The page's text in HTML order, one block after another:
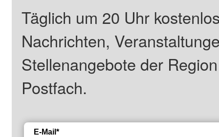
Täglich um 20 Uhr
Nachrichten,
Stellenangebote der
Postfach.
E-Mail*